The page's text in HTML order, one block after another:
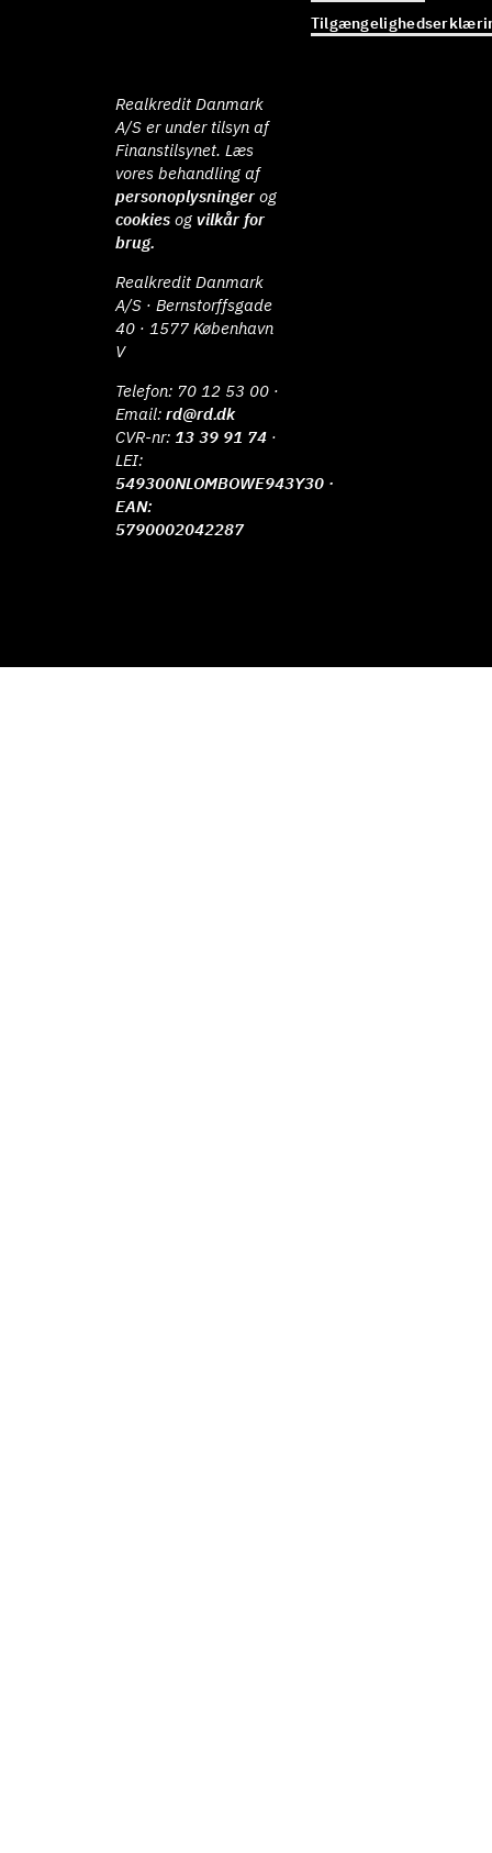
Realkredit Danmark
A/S er under tilsyn af
Finanstilsynet. Læs
vores behandling af
personoplysninger og
cookies ogvilkår for
brug.
Realkredit Danmark
A/S · Bernstorffsgade
40 · 1577 København
V
Telefon: 70 12 53 00 ·
Email:rd@rd.dk
CVR-nr: 13 39 91 74 ·
LEI:
549300NLOMBOWE943Y30 ·
EAN:
5790002042287